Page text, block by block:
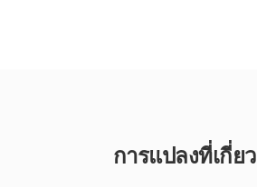
การแปลงที่เกี่ย